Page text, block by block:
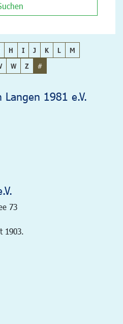
H I J K L
M
W Z #
1981 e.V.
73
1903.